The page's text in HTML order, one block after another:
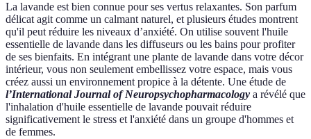
La lavande est bien connue pour ses vertus relaxantes. Son parfum
délicat agit comme un calmant naturel, et plusieurs études montrent
qu'il peut réduire les niveaux d’anxiété. On utilise souvent l'huile
essentielle de lavande dans les diffuseurs ou les bains pour profiter
de ses bienfaits. En intégrant une plante de lavande dans votre décor
intérieur, vous non seulement embellissez votre espace, mais vous
créez aussi un environnement propice à la détente. Une étude de
l’International Journal of Neuropsychopharmacology a révélé que
l'inhalation d'huile essentielle de lavande pouvait réduire
significativement le stress et l'anxiété dans un groupe d'hommes et
de femmes.